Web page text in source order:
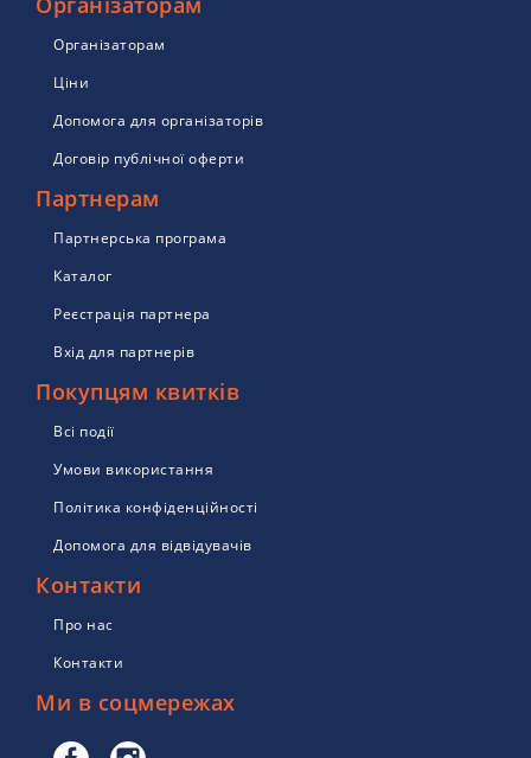
Організаторам
Ціни
Допомога для організаторів
Договір публічної оферти
Партнерам
Партнерська програма
Каталог
Реєстрація партнера
Вхід для партнерів
Покупцям квитків
Всі події
Умови використання
Політика конфіденційності
Допомога для відвідувачів
Контакти
Про нас
Контакти
Ми в соцмережах